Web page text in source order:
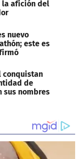
la afición del
nuevo
este es
conquistan
de
sus nombres